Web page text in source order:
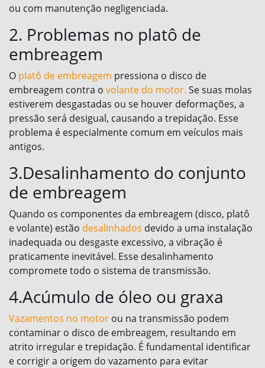
ou com manutenção negligenciada.
2. Problemas no platô de
embreagem
O platô de embreagem pressiona o disco de
embreagem contra o volante do motor. Se suas molas
estiverem desgastadas ou se houver deformações, a
pressão será desigual, causando a trepidação. Esse
problema é especialmente comum em veículos mais
antigos.
3.Desalinhamento do conjunto
de embreagem
Quando os componentes da embreagem (disco, platô
e volante) estão desalinhados devido a uma instalação
inadequada ou desgaste excessivo, a vibração é
praticamente inevitável. Esse desalinhamento
compromete todo o sistema de transmissão.
4.Acúmulo de óleo ou graxa
Vazamentos no motor ou na transmissão podem
contaminar o disco de embreagem, resultando em
atrito irregular e trepidação. É fundamental identificar
e corrigir a origem do vazamento para evitar